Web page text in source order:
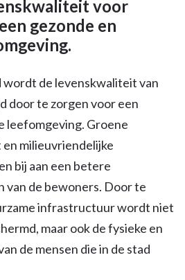
voor
gezonde en
wordt de levenskwaliteit van
door te zorgen voor een
leefomgeving. Groene
milieuvriendelijke
bij aan een betere
van de bewoners. Door te
infrastructuur wordt niet
maar ook de fysieke en
de mensen die in de stad